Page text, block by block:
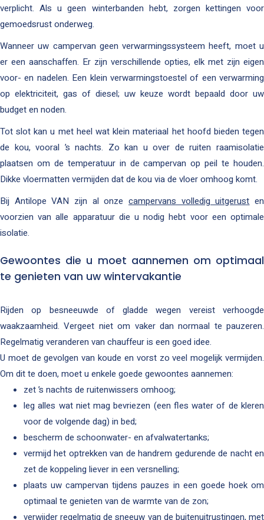
verplicht. Als u geen winterbanden hebt, zorgen kettingen voor
gemoedsrust onderweg.
Wanneer uw campervan geen verwarmingssysteem heeft, moet u
er een aanschaffen. Er zijn verschillende opties, elk met zijn eigen
voor- en nadelen. Een klein verwarmingstoestel of een verwarming
op elektriciteit, gas of diesel; uw keuze wordt bepaald door uw
budget en noden.
Tot slot kan u met heel wat klein materiaal het hoofd bieden tegen
de kou, vooral ’s nachts. Zo kan u over de ruiten raamisolatie
plaatsen om de temperatuur in de campervan op peil te houden.
Dikke vloermatten vermijden dat de kou via de vloer omhoog komt.
Bij Antilope VAN zijn al onze campervans volledig uitgerust en
voorzien van alle apparatuur die u nodig hebt voor een optimale
isolatie.
Gewoontes die u moet aannemen om optimaal
te genieten van uw wintervakantie
Rijden op besneeuwde of gladde wegen vereist verhoogde
waakzaamheid. Vergeet niet om vaker dan normaal te pauzeren.
Regelmatig veranderen van chauffeur is een goed idee.
U moet de gevolgen van koude en vorst zo veel mogelijk vermijden.
Om dit te doen, moet u enkele goede gewoontes aannemen:
zet ’s nachts de ruitenwissers omhoog;
leg alles wat niet mag bevriezen (een fles water of de kleren
voor de volgende dag) in bed;
bescherm de schoonwater- en afvalwatertanks;
vermijd het optrekken van de handrem gedurende de nacht en
zet de koppeling liever in een versnelling;
plaats uw campervan tijdens pauzes in een goede hoek om
optimaal te genieten van de warmte van de zon;
verwijder regelmatig de sneeuw van de buitenuitrustingen, met